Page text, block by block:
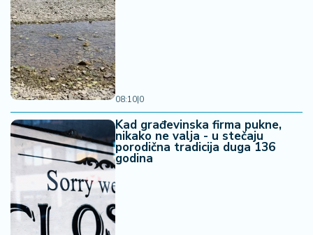
08:10|0
Kad građevinska firma pukne,
nikako ne valja - u stečaju
porodična tradicija duga 136
godina